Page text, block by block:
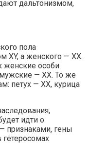
дальтонизмом,
пола
XY, а женского — XX.
женские особи
— XX. То же
петух — XX, курица
идти о
признаками, гены
гетеросомах